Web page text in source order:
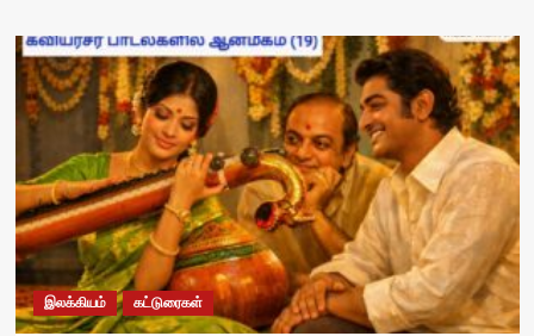
இலக்கியம் கட்டுரைகள்